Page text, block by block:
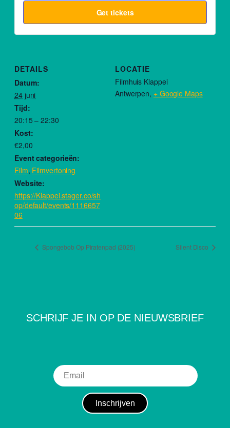
DETAILS
Datum:
24 juni
Tijd:
20:15 – 22:30
Kost:
€2,00
Event categorieën:
Film, Filmvertoning
Website:
https://Klappei.stager.co/sh
op/default/events/1116657
06
LOCATIE
Filmhuis Klappei
Antwerpen, + Google Maps
Get tickets
Spongebob Op Piratenpad (2025) Silent Disco
SCHRIJF JE IN OP DE NIEUWSBRIEF